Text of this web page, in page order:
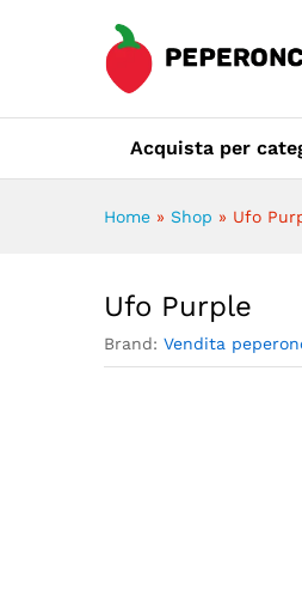
Acquista per
Home » Shop » Ufo
Ufo Purple
Brand: Vendita